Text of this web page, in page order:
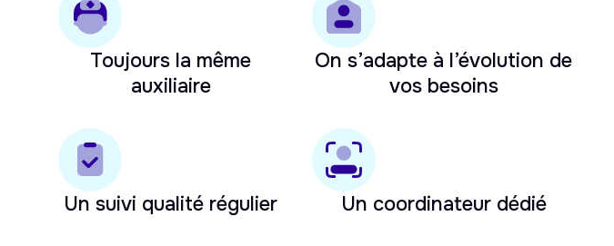
Toujours la même
auxiliaire
On s’adapte à l’évolution de
vos besoins
Un suivi qualité régulier Un coordinateur dédié